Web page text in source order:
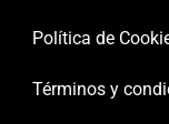
Política de
Términos y